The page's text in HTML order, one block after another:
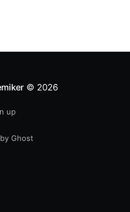
von Toyota bekannt,
© 2026
up
Ghost